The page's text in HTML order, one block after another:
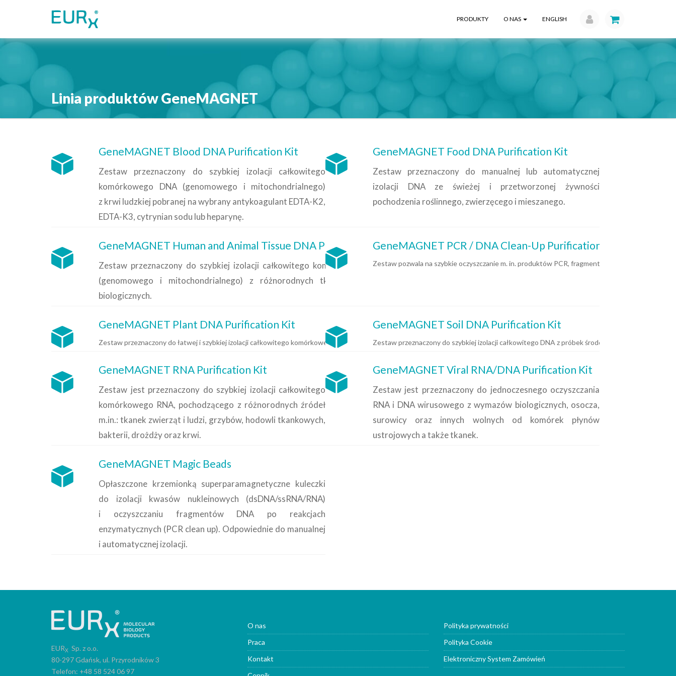
p
a
c
PRODUKTY O NAS ENGLISH
Linia produktów GeneMAGNET
GeneMAGNET Blood DNA Purification Kit
Zestaw przeznaczony do szybkiej izolacji całkowitego
komórkowego DNA (genomowego i mitochondrialnego)
z krwi ludzkiej pobranej na wybrany antykoagulant EDTA-K2,
EDTA-K3, cytrynian sodu lub heparynę.
GeneMAGNET Food DNA Purification Kit
Zestaw przeznaczony do manualnej lub automatycznej
izolacji DNA ze świeżej i
przetworzonej żywności
pochodzenia roślinnego,zwierzęcego i mieszanego.
GeneMAGNET Human and Animal Tissue DNA Purification Kit
Zestaw przeznaczony do szybkiej izolacji całkowitego komórkowego DNA
(genomowego i mitochondrialnego) z różnorodnych tkanek i płynów
biologicznych.
GeneMAGNET PCR / DNA Clean-Up Purification Kit
Zestaw pozwala na szybkie oczyszczanie m. in. produktów PCR, fragmentów restrykcyjnych
GeneMAGNET Plant DNA Purification Kit
Zestaw przeznaczony do łatwej i szybkiej izolacji całkowitego komórkowego DNA (genomowego, mitochondrialnego i chloroplastowego) z różnorodnych tkanek roślin oraz z grzybów,
GeneMAGNET Soil DNA Purification Kit
Zestaw przeznaczony do szybkiej izolacji całkowitego DNA z próbek środowiskowych (gleby,
GeneMAGNET RNA Purification Kit
Zestaw jest przeznaczony do szybkiej izolacji całkowitego
komórkowego RNA, pochodzącego z różnorodnych źródeł
m.in.: tkanek zwierząt i ludzi, grzybów, hodowli tkankowych,
bakterii, drożdży oraz krwi.
GeneMAGNET Viral RNA/DNA Purification Kit
Zestaw jest przeznaczony do jednoczesnego oczyszczania
RNA i DNA wirusowego z wymazów biologicznych, osocza,
surowicy oraz innych wolnych od komórek płynów
ustrojowych a także tkanek.
GeneMAGNET Magic Beads
Opłaszczone krzemionką superparamagnetyczne kuleczki
do izolacji kwasów nukleinowych (dsDNA/ssRNA/RNA)
i oczyszczaniu fragmentów DNA po reakcjach
enzymatycznych (PCR clean up). Odpowiednie do manualnej
i automatycznej izolacji.
EURX Sp. z o.o.
80-297 Gdańsk, ul. Przyrodników 3
Telefon: +48 58 524 06 97
O nas
Praca
Kontakt
Polityka prywatności
Polityka Cookie
Elektroniczny System Zamówień